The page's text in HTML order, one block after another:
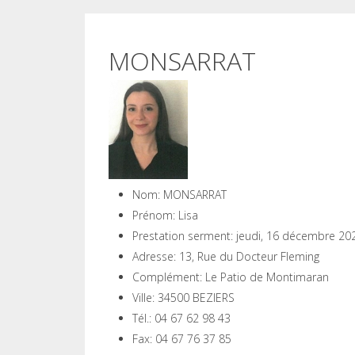
MONSARRAT
Nom: MONSARRAT
Prénom: Lisa
Prestation serment: jeudi, 16 décembre
Adresse: 13, Rue du Docteur Fleming
Complément: Le Patio de Montimaran
Ville: 34500 BEZIERS
Tél.: 04 67 62 98 43
Fax: 04 67 76 37 85